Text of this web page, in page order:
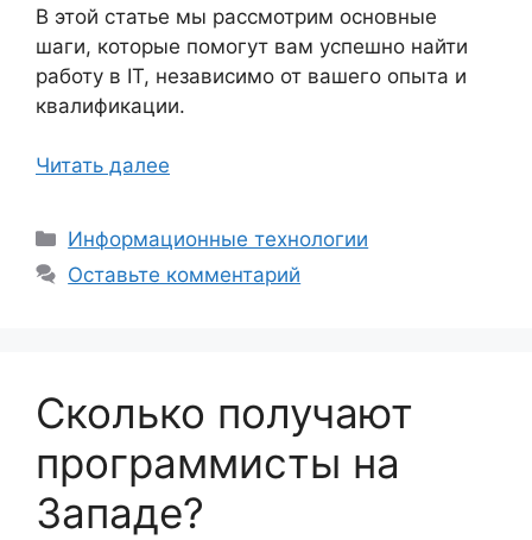
В этой статье мы рассмотрим основные
шаги, которые помогут вам успешно найти
работу в IT, независимо от вашего опыта и
квалификации.
Читать далее
Рубрики
Информационные технологии
Оставьте комментарий
Сколько получают
программисты на
Западе?